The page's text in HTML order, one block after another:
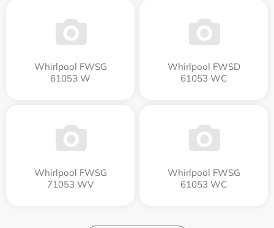
Whirlpool FWSG
61053 W
Whirlpool FWSD
61053 WC
Whirlpool FWSG
71053 WV
Whirlpool FWSG
61053 WC